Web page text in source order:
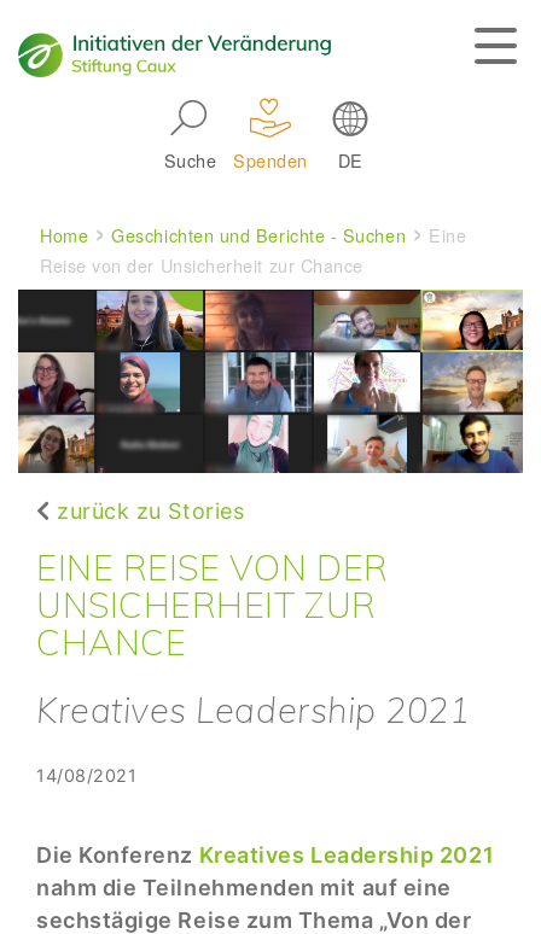
Suche Spenden DE
Breadcrumb
Home Geschichten und Berichte - Suchen
Eine
Reise von der Unsicherheit zur Chance
zurück zu Stories
EINE REISE VON DER
UNSICHERHEIT ZUR
CHANCE
Kreatives Leadership 2021
14/08/2021
Die Konferenz Kreatives Leadership 2021
nahm die Teilnehmenden mit auf eine
sechstägige Reise zum Thema „Von der